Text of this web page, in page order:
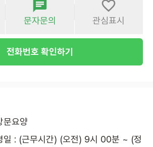
문자문의 관심표시
전화번호 확인하기
문요양
일 : (근무시간) (오전) 9시 00분 ~ (정